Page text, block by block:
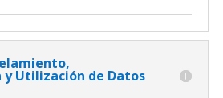
Utilización de Datos